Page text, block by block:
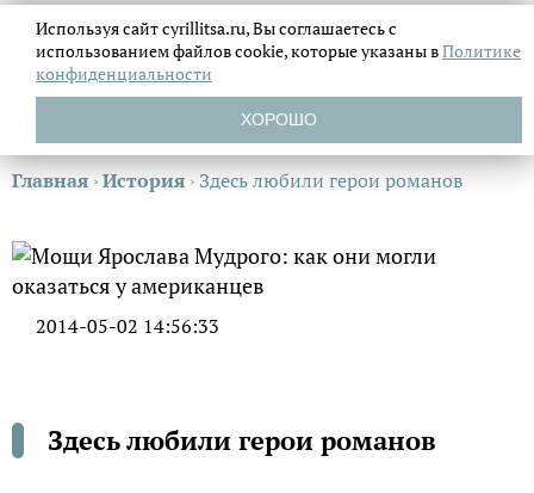
Главная ›История › Здесь любили герои романов
2014-05-02 14:56:33
Здесь любили герои романов
Используя сайт cyrillitsa.ru, Вы соглашаетесь с
использованием файловcookie, которые указаны вПолитике
конфиденциальности
ХОРОШО